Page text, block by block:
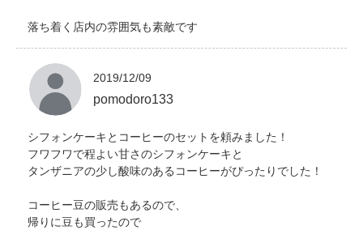
落ち着く店内の雰囲気も素敵です
2019/12/09
pomodoro133
シフォンケーキとコーヒーのセットを頼みました！
フワフワで程よい甘さのシフォンケーキと
タンザニアの少し酸味のあるコーヒーがぴったりでした！
コーヒー豆の販売もあるので、
帰りに豆も買ったので